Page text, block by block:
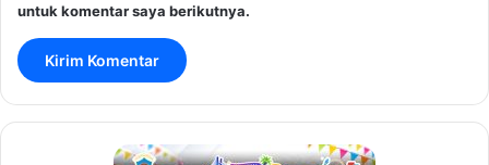
untuk komentar saya berikutnya.